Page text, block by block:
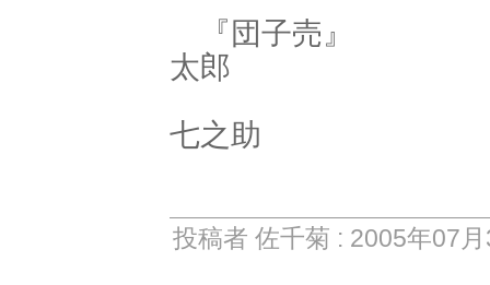
『団子
太郎
七之助
投稿者 佐千菊 : 2005年07